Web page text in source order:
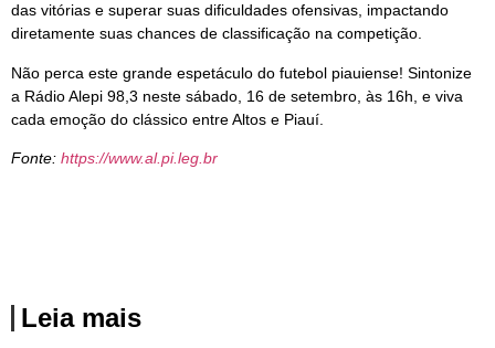
das vitórias e superar suas dificuldades ofensivas, impactando
diretamente suas chances de classificação na competição.
Não perca este grande espetáculo do futebol piauiense! Sintonize
a Rádio Alepi 98,3 neste sábado, 16 de setembro, às 16h, e viva
cada emoção do clássico entre Altos e Piauí.
Fonte: https://www.al.pi.leg.br
Leia mais